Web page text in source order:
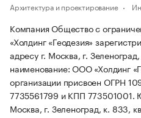
Архитектура и проектирование
Компания Общество с
«Холдинг «Геодезия»
адресу г. Москва, г.
наименование: ООО «Холдинг
организации присвоен ОГРН
7735561799 и КПП 773501001.
Москва, г. Зеленоград, к. 833,